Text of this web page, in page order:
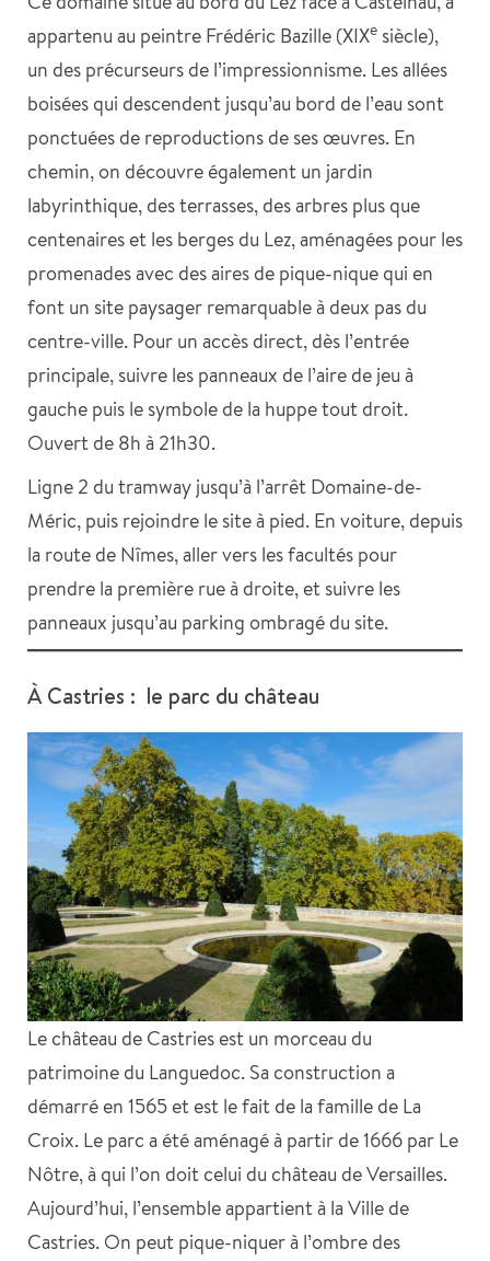
appartenu au peintre Frédéric Bazille (XIXe siècle),
un des précurseurs de l’impressionnisme. Les allées
boisées qui descendent jusqu’au bord de l’eau sont
ponctuées de reproductions de ses œuvres. En
chemin, on découvre également un jardin
labyrinthique, des terrasses, des arbres plus que
centenaires et les berges du Lez, aménagées pour les
promenades avec des aires de pique-nique qui en
font un site paysager remarquable à deux pas du
centre-ville. Pour un accès direct, dès l’entrée
principale, suivre les panneaux de l’aire de jeu à
gauche puis le symbole de la huppe tout droit.
Ouvert de 8h à 21h30.
Ligne 2 du tramway jusqu’à l’arrêt Domaine-de-
Méric, puis rejoindre le site à pied. En voiture, depuis
la route de Nîmes, aller vers les facultés pour
prendre la première rue à droite, et suivre les
panneaux jusqu’au parking ombragé du site.
À Castries : le parc du château
Le château de Castries est un morceau du
patrimoine du Languedoc. Sa construction a
démarré en 1565 et est le fait de la famille de La
Croix. Le parc a été aménagé à partir de 1666 par Le
Nôtre, à qui l’on doit celui du château de Versailles.
Aujourd’hui, l’ensemble appartient à la Ville de
Castries. On peut pique-niquer à l’ombre des